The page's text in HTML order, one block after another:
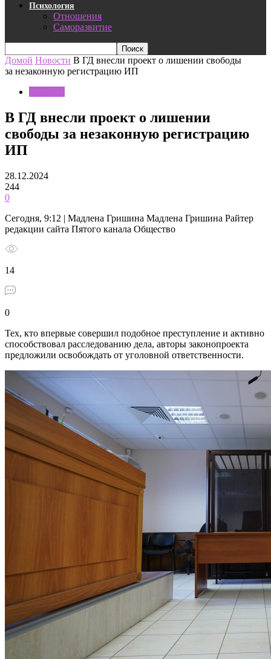
Психология
Отношения
Саморазвитие
Домой Новости В ГД внесли проект о лишении свободы
за незаконную регистрацию ИП
В ГД внесли проект о лишении
свободы за незаконную регистрацию
ИП
28.12.2024
244
0
Сегодня, 9:12 | Мадлена Гришина Мадлена Гришина Райтер
редакции сайта Пятого канала Общество
14
0
Тех, кто впервые совершил подобное преступление и активно
способствовал расследованию дела, авторы законопроекта
предложили освобождать от уголовной ответственности.